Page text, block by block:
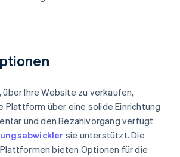
über Ihre Website zu verkaufen,
Plattform über eine solide Einrichtung
und den Bezahlvorgang verfügt
sie unterstützt. Die
bieten Optionen für die